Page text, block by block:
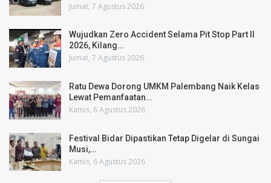
Jumat, 7 Agustus 2026
Wujudkan Zero Accident Selama Pit Stop Part II
2026, Kilang…
Jumat, 7 Agustus 2026
Ratu Dewa Dorong UMKM Palembang Naik Kelas
Lewat Pemanfaatan…
Kamis, 6 Agustus 2026
Festival Bidar Dipastikan Tetap Digelar di Sungai
Musi,…
Kamis, 6 Agustus 2026